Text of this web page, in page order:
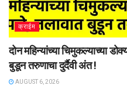
क्राईम
दोन महिन्यांच्या चिमुकल्याच्या
बुडून तरुणाचा दुर्दैवी अंत !
AUGUST 6, 2026